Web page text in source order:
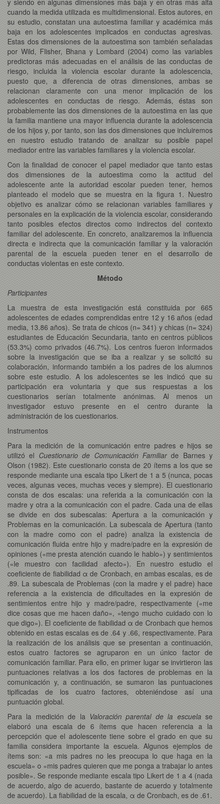
cuando la medida utilizada es multidimensional. Estos autores, en
su estudio, constatan una autoestima familiar y académica más
baja en los adolescentes implicados en conductas agresivas.
Estas dos dimensiones de la autoestima son también señaladas
por Wild, Flisher, Bhana y Lombard (2004) como las variables
predictoras más adecuadas en el análisis de las conductas de
riesgo, incluida la violencia escolar durante la adolescencia,
puesto que, a diferencia de otras dimensiones, ambas se
relacionan claramente con una menor implicación de los
adolescentes en conductas de riesgo. Además, éstas son
probablemente las dos dimensiones de la autoestima en las que
la familia mantiene una mayor influencia durante la adolescencia
de los hijos y, por tanto, son las dos dimensiones que incluiremos
en nuestro estudio tratando de analizar su posible papel
mediador entre las variables familiares y la violencia escolar.
Con la finalidad de conocer el papel mediador que tanto estas
dos dimensiones de la autoestima como la actitud del
adolescente ante la autoridad escolar pueden tener, hemos
planteado el modelo que se muestra en la figura 1. Nuestro
objetivo es analizar cómo se relacionan variables familiares y
personales en la explicación de la violencia escolar, considerando
tanto posibles efectos directos como indirectos del contexto
familiar del adolescente. En concreto, analizaremos la influencia
directa e indirecta que la comunicación familiar y la valoración
parental de la escuela pueden tener en el desarrollo de
conductas violentas en este contexto.
Método
Participantes
La muestra de esta investigación está constituida por 665
adolescentes de edades comprendidas entre 12 y 16 años (edad
media, 13.86 años). Se trata de chicos (n= 341) y chicas (n= 324)
estudiantes de Educación Secundaria, tanto en centros públicos
(53.3%) como privados (46.7%). Los centros fueron informados
sobre la investigación que se iba a realizar y se solicitó su
colaboración, informando también a los padres de los alumnos
sobre este estudio. A los adolescentes se les indicó que su
participación era voluntaria y que sus respuestas a los
cuestionarios serían totalmente anónimas. Al menos un
investigador estuvo presente en el centro durante la
administración de los cuestionarios.
Instrumentos
Para la medición de la comunicación entre padres e hijos se
utilizó el Cuestionario de Comunicación Familiarde Barnes y
Olson (1982). Este cuestionario consta de 20 ítems a los que se
responde mediante una escala tipo Likert de 1 a 5 (nunca, pocas
veces, algunas veces, muchas veces y siempre). El cuestionario
consta de dos escalas: una referida a la comunicación con la
madre y otra a la comunicación con el padre. Cada una de ellas
se divide en dos subescalas: Apertura a la comunicación y
Problemas en la comunicación. La subescala de Apertura (tanto
con la madre como con el padre) analiza la existencia de
comunicación fluida entre hijo y madre/padre en la expresión de
opiniones («me presta atención cuando le hablo») y sentimientos
(«le muestro con facilidad afecto»). En nuestro estudio el
coeficiente de fiabilidad α de Cronbach, en ambas escalas, es de
.89. La subescala de Problemas (con la madre y el padre) hace
referencia a la existencia de dificultades en la expresión de
sentimientos entre hijo y madre/padre, respectivamente («me
dice cosas que me hacen daño», «tengo mucho cuidado con lo
que digo»). El coeficiente de fiabilidad α de Cronbach que hemos
obtenido en estas escalas es de .64 y .66, respectivamente. Para
la realización de los análisis que se presentan a continuación,
estos cuatro factores se agruparon en un único factor de
comunicación familiar. Para ello, en primer lugar se invirtieron las
puntuaciones relativas a los dos factores de problemas en la
comunicación y, a continuación, se sumaron las puntuaciones
tipificadas de los cuatro factores, obteniéndose así una
puntuación global.
Para la medición de la Valoración parental de la escuela se
elaboró una escala de 6 ítems que hacen referencia a la
percepción que el adolescente tiene sobre el grado en que su
familia considera importante la escuela. Algunos ejemplos de
ítems son: «a mis padres no les preocupa lo que haga en la
escuela» o «mis padres quieren que me ponga a trabajar lo antes
posible». Se responde mediante escala tipo Likert de 1 a 4 (nada
de acuerdo, algo de acuerdo, bastante de acuerdo y totalmente
de acuerdo). La fiabilidad de la escala, α de Cronbach, es de .61.